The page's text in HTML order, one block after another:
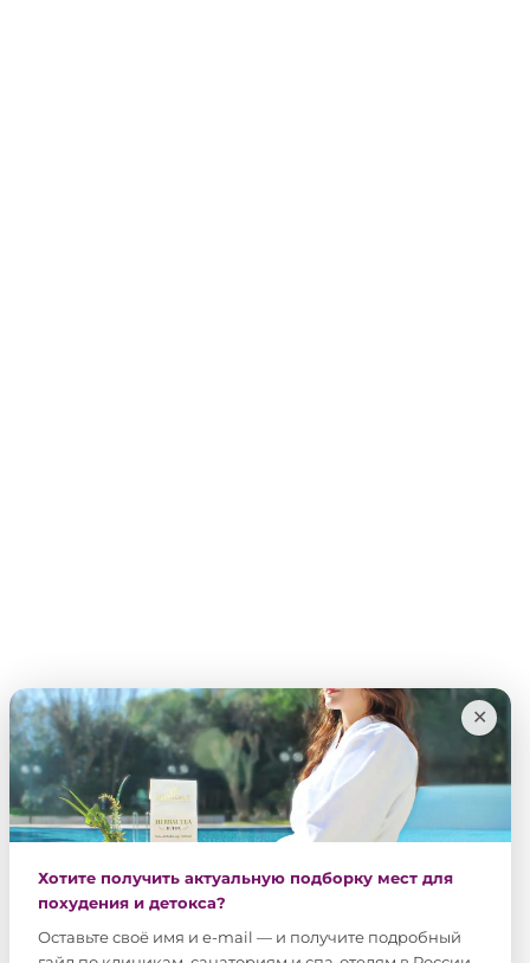
✕
Хотите получить актуальную подборку мест для
похудения и детокса?
Оставьте своё имя и e-mail — и получите подробный